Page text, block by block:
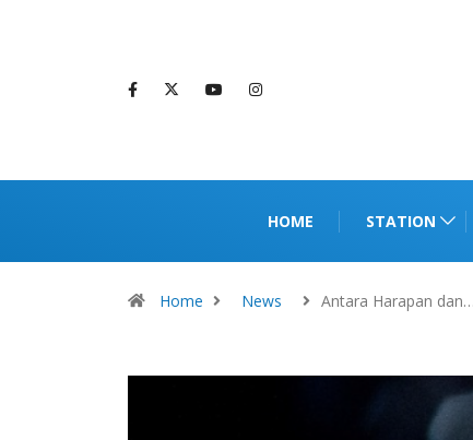
HOME STATION
Home News Antara Harapan dan…